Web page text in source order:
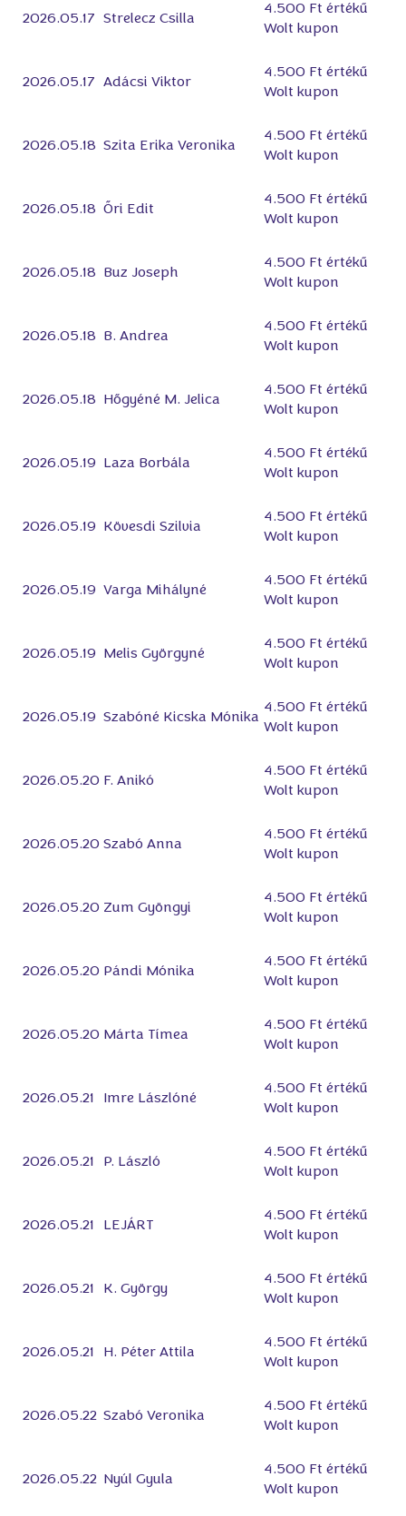
2026.05.17 Strelecz Csilla
4.500 Ft értékű
Wolt kupon
2026.05.17 Adácsi Viktor
4.500 Ft értékű
Wolt kupon
2026.05.18 Szita Erika Veronika
4.500 Ft értékű
Wolt kupon
2026.05.18 Őri Edit
4.500 Ft értékű
Wolt kupon
2026.05.18 Buz Joseph
4.500 Ft értékű
Wolt kupon
2026.05.18 B. Andrea
4.500 Ft értékű
Wolt kupon
2026.05.18 Hőgyéné M. Jelica
4.500 Ft értékű
Wolt kupon
2026.05.19 Laza Borbála
4.500 Ft értékű
Wolt kupon
2026.05.19 Kövesdi Szilvia
4.500 Ft értékű
Wolt kupon
2026.05.19 Varga Mihályné
4.500 Ft értékű
Wolt kupon
2026.05.19 Melis Györgyné
4.500 Ft értékű
Wolt kupon
2026.05.19 Szabóné Kicska Mónika
4.500 Ft értékű
Wolt kupon
2026.05.20 F. Anikó
4.500 Ft értékű
Wolt kupon
2026.05.20 Szabó Anna
4.500 Ft értékű
Wolt kupon
2026.05.20 Zum Gyöngyi
4.500 Ft értékű
Wolt kupon
2026.05.20 Pándi Mónika
4.500 Ft értékű
Wolt kupon
2026.05.20 Márta Tímea
4.500 Ft értékű
Wolt kupon
2026.05.21 Imre Lászlóné
4.500 Ft értékű
Wolt kupon
2026.05.21 P. László
4.500 Ft értékű
Wolt kupon
2026.05.21 LEJÁRT
4.500 Ft értékű
Wolt kupon
2026.05.21 K. György
4.500 Ft értékű
Wolt kupon
2026.05.21 H. Péter Attila
4.500 Ft értékű
Wolt kupon
2026.05.22 Szabó Veronika
4.500 Ft értékű
Wolt kupon
2026.05.22 Nyúl Gyula
4.500 Ft értékű
Wolt kupon